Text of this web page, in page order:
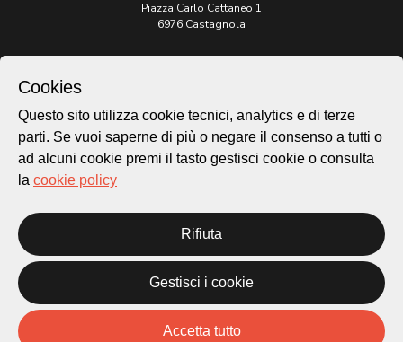
Piazza Carlo Cattaneo 1
6976 Castagnola
patrimonio@lugano.ch
t. +41 58 866 68 50
Sito istituzionale:
Privacy Policy
Homepage
Storie
Cookies
Questo sito utilizza cookie tecnici, analytics e di terze
parti. Se vuoi saperne di più o negare il consenso a tutti o
ad alcuni cookie premi il tasto gestisci cookie o consulta
la cookie policy
Rifiuta
Gestisci i cookie
Accetta tutto